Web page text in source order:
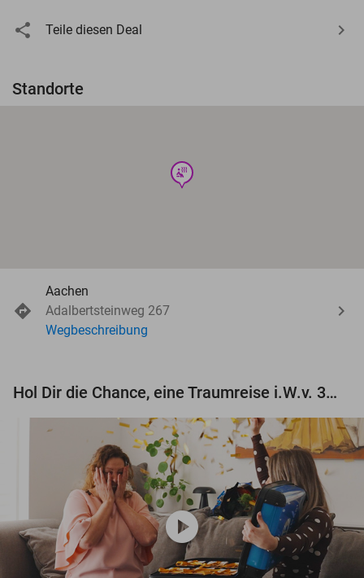
Teile diesen Deal
Standorte
wellness
Aachen
Adalbertsteinweg 267
Wegbeschreibung
Hol Dir die Chance, eine Traumreise i.W.v. 3.000 € zu gewinnen!
play_circle